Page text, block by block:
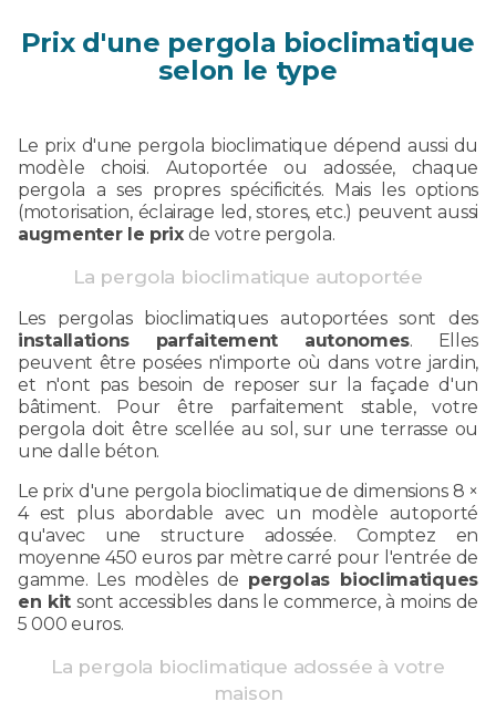
Prix d'une pergola bioclimatique
selon le type
Le prix d'une pergola bioclimatique dépend aussi du
modèle choisi. Autoportée ou adossée, chaque
pergola a ses propres spécificités. Mais les options
(motorisation, éclairage led, stores, etc.) peuvent aussi
augmenter le prixde votre pergola.
La pergola bioclimatique autoportée
Les pergolas bioclimatiques autoportées sont des
installations parfaitement autonomes. Elles
peuvent être posées n'importe où dans votre jardin,
et n'ont pas besoin de reposer sur la façade d'un
bâtiment. Pour être parfaitement stable, votre
pergola doit être scellée au sol, sur une terrasse ou
une dalle béton.
Le prix d'une pergola bioclimatique de dimensions 8 ×
4 est plus abordable avec un modèle autoporté
qu'avec une structure adossée. Comptez en
moyenne 450 euros par mètre carré pour l'entrée de
gamme. Les modèles de pergolas bioclimatiques
en kit sont accessibles dans le commerce, à moins de
5 000 euros.
La pergola bioclimatique adossée à votre
maison